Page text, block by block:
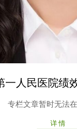
一人民医院绩
专栏文章暂时无法
详情